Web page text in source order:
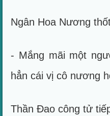
Ngân Hoa Nương
- Mắng mãi một
hẳn cái vị cô nương
Thần Đao công tử